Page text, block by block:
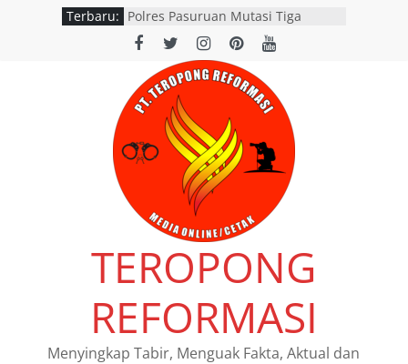
Terbaru: Polres Pasuruan Mutasi Tiga
Penyidik Polsek Beji Demi
Efektivitas dan Kelancaran Proses
Penyidikan
SATLANTAS POLRES NGANJUK
DORONG PERCEPATAN TINDAK
LANJUT HASIL RAPAT FKLL
BERSAMA INSTANSI TERKAIT
Polres Pasuruan Tegaskan
Penanganan Kasus Laka Lantas
2017 Telah Tuntas dan
Berkekuatan Hukum Tetap
Pemerintah Provinsi Jawa Timur
resmi menggelar program
pemutihan dan pembebasan pajak
daerah di seluruh kantor Samsat
wilayah Jatim
Siswi SMAN 1 Kedamean Juara I
Lomba Voice Over HPN 2026 Gresik
TEROPONG
REFORMASI
Menyingkap Tabir, Menguak Fakta, Aktual dan